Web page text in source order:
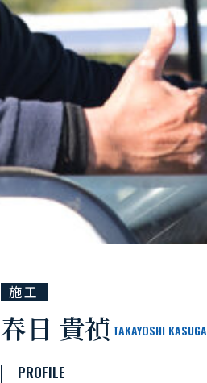
施工
春日 貴禎 TAKAYOSHI KASUGA
PROFILE